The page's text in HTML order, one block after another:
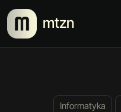
mtzn
Informatyka